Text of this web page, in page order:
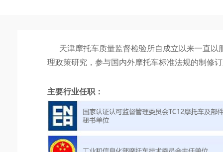
天津摩托车质量监督检验所自成立以来一直
理政策研究，参与国内外摩托车标准法规的制修
主要行业任职 ：